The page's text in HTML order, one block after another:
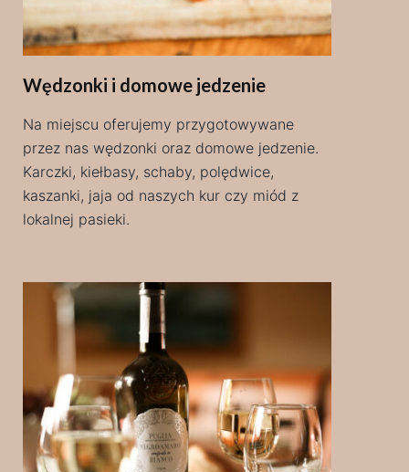
Wędzonki i domowe jedzenie
Na miejscu oferujemy przygotowywane
przez nas wędzonki oraz domowe jedzenie.
Karczki, kiełbasy, schaby, polędwice,
kaszanki, jaja od naszych kur czy miód z
lokalnej pasieki.